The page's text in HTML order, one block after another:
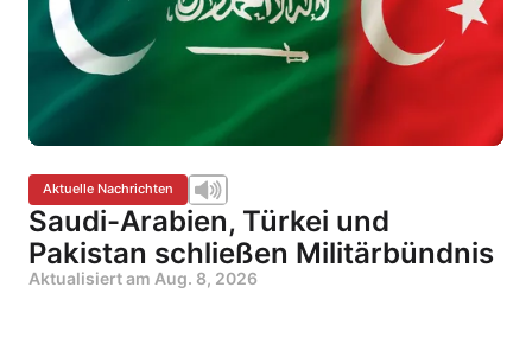
Aktuelle Nachrichten
Saudi-Arabien, Türkei und
Pakistan schließen Militärbündnis
Aktualisiert am Aug. 8, 2026